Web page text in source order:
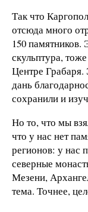
Так что
отсюда много
150 памятников.
скульптура,
Центре Грабаря.
дань
сохранили и
Но то, что мы
что у нас нет
регионов: у нас
северные
Мезени,
тема. Точнее,